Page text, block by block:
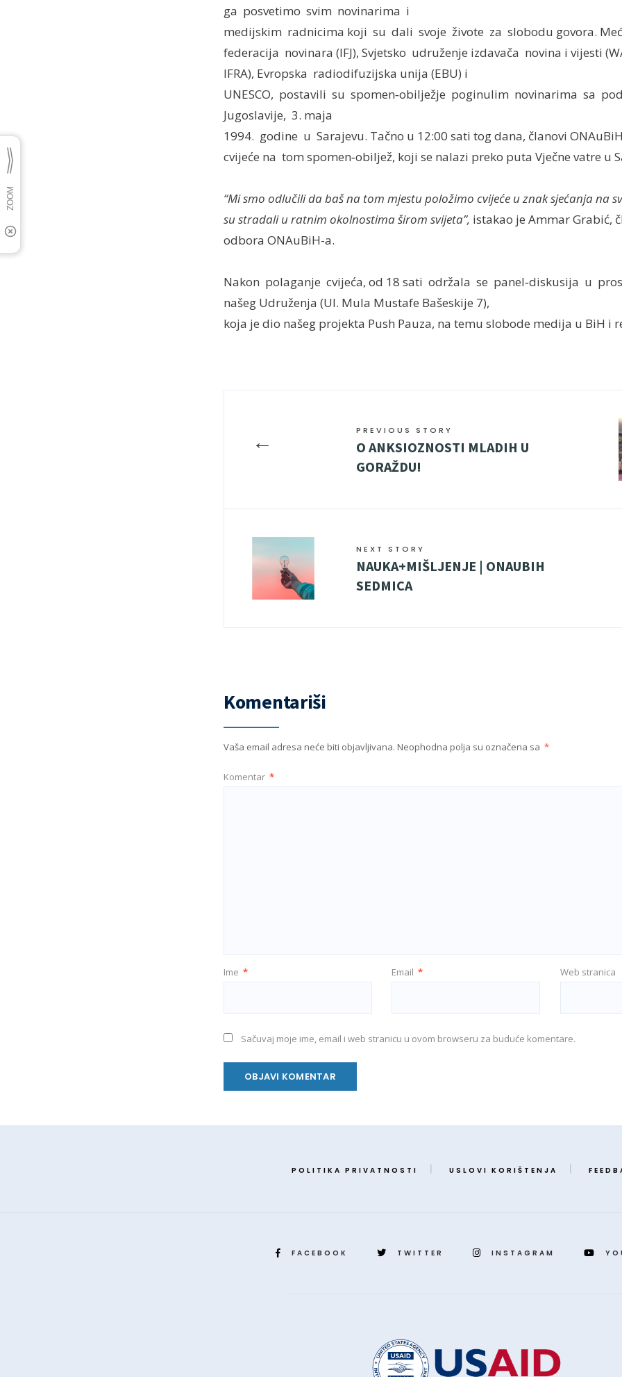
ga posvetimo svim novinarima i
medijskim radnicima koji su dali svoje živote za slobodu govora.
federacija novinara (IFJ), Svjetsko udruženje izdavača novina i vijesti
IFRA), Evropska radiodifuzijska unija (EBU) i
UNESCO, postavili su spomen‐obilježje poginulim novinarima sa
Jugoslavije, 3. maja
1994. godine u Sarajevu. Tačno u 12:00 sati tog dana, članovi
cvijeće na tom spomen‐obiljež, koji se nalazi preko puta Vječne vatre u
“Mi smo odlučili da baš na tom mjestu položimo cvijeće u znak sjećanja na
su stradali u ratnim okolnostima širom svijeta”, istakao je Ammar Grabić,
odbora ONAuBiH-a.
Nakon polaganje cvijeća, od 18 sati održala se panel‐diskusija u
našeg Udruženja (Ul. Mula Mustafe Bašeskije 7),
koja je dio našeg projekta Push Pauza, na temu slobode medija u BiH i
← PREVIOUS STORY
O ANKSIOZNOSTI MLADIH U
GORAŽDU!
NEXT STORY
NAUKA+MIŠLJENJE | ONAUBIH
SEDMICA
Komentariši
Vaša email adresa neće biti objavljivana. Neophodna polja su označena sa *
Komentar *
Ime * Email * Web stranica
Sačuvaj moje ime, email i web stranicu u ovom browseru za buduće komentare.
POLITIKA PRIVATNOSTI USLOVI KORIŠTENJA
FACEBOOK TWITTER INSTAGRAM